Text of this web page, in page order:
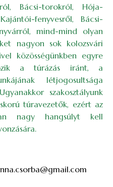
Bácsi-torokról, Hója-
fenyvesről, Bácsi-
mind-mind olyan
nagyon sok kolozsvári
közösségünkben egyre
a túrázás iránt, a
létjogosultsága
szakosztályunk
túravezetők, ezért az
nagy hangsúlyt kell